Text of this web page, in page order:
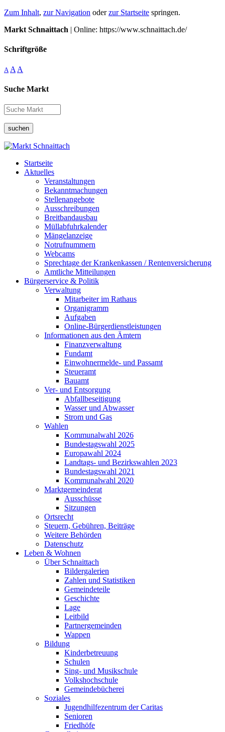
Zum Inhalt, zur Navigation oderzur Startseite springen.
Markt Schnaittach | Online: https://www.schnaittach.de/
Schriftgröße
A A A
Suche Markt
suchen
Startseite
Aktuelles
Veranstaltungen
Bekanntmachungen
Stellenangebote
Ausschreibungen
Breitbandausbau
Müllabfuhrkalender
Mängelanzeige
Notrufnummern
Webcams
Sprechtage der Krankenkassen / Rentenversicherung
Amtliche Mitteilungen
Bürgerservice & Politik
Verwaltung
Mitarbeiter im Rathaus
Organigramm
Aufgaben
Online-Bürgerdienstleistungen
Informationen aus den Ämtern
Finanzverwaltung
Fundamt
Einwohnermelde- und Passamt
Steueramt
Bauamt
Ver- und Entsorgung
Abfallbeseitigung
Wasser und Abwasser
Strom und Gas
Wahlen
Kommunalwahl 2026
Bundestagswahl 2025
Europawahl 2024
Landtags- und Bezirkswahlen 2023
Bundestagswahl 2021
Kommunalwahl 2020
Marktgemeinderat
Ausschüsse
Sitzungen
Ortsrecht
Steuern, Gebühren, Beiträge
Weitere Behörden
Datenschutz
Leben & Wohnen
Über Schnaittach
Bildergalerien
Zahlen und Statistiken
Gemeindeteile
Geschichte
Lage
Leitbild
Partnergemeinden
Wappen
Bildung
Kinderbetreuung
Schulen
Sing- und Musikschule
Volkshochschule
Gemeindebücherei
Soziales
Jugendhilfezentrum der Caritas
Senioren
Friedhöfe